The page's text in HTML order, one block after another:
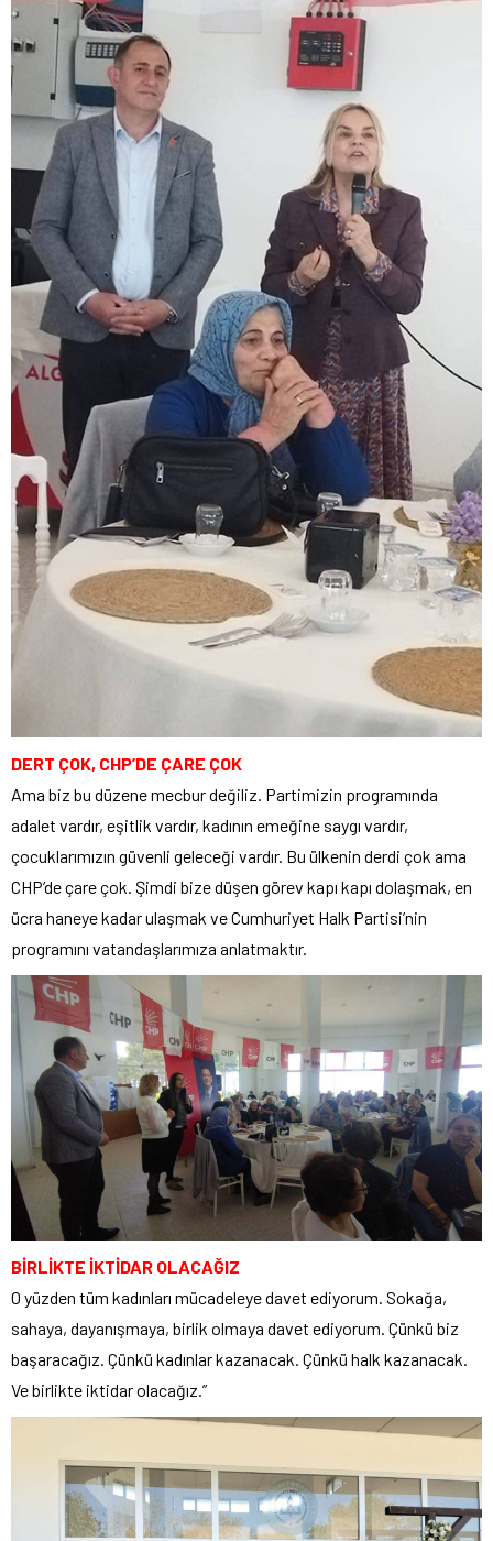
DERT ÇOK, CHP’DE ÇARE ÇOK
Ama biz bu düzene mecbur değiliz. Partimizin programında
adalet vardır, eşitlik vardır, kadının emeğine saygı vardır,
çocuklarımızın güvenli geleceği vardır. Bu ülkenin derdi çok ama
CHP’de çare çok. Şimdi bize düşen görev kapı kapı dolaşmak, en
ücra haneye kadar ulaşmak ve Cumhuriyet Halk Partisi’nin
programını vatandaşlarımıza anlatmaktır.
BİRLİKTE İKTİDAR OLACAĞIZ
O yüzden tüm kadınları mücadeleye davet ediyorum. Sokağa,
sahaya, dayanışmaya, birlik olmaya davet ediyorum. Çünkü biz
başaracağız. Çünkü kadınlar kazanacak. Çünkü halk kazanacak.
Ve birlikte iktidar olacağız.”